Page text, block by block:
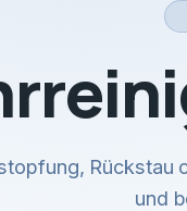
Rückstau
und